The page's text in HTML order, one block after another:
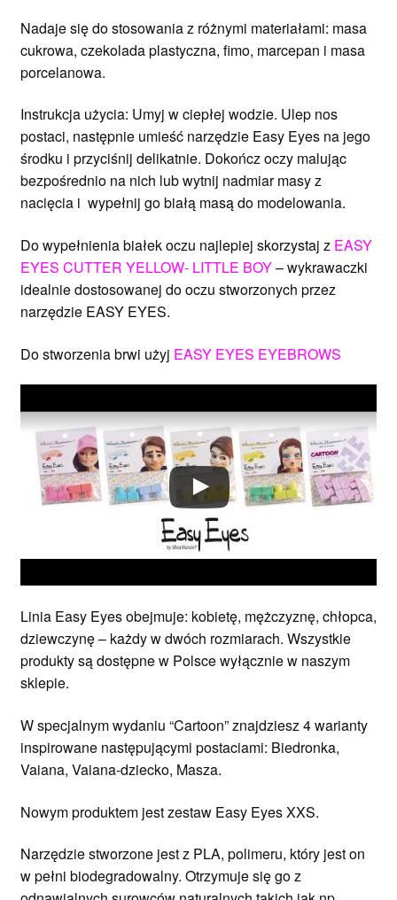
Nadaje się do stosowania z różnymi materiałami: masa
cukrowa, czekolada plastyczna, fimo, marcepan i masa
porcelanowa.
Instrukcja użycia: Umyj w ciepłej wodzie. Ulep nos
postaci, następnie umieść narzędzie Easy Eyes na jego
środku i przyciśnij delikatnie. Dokończ oczy malując
bezpośrednio na nich lub wytnij nadmiar masy z
nacięcia i wypełnij go białą masą do modelowania.
Do wypełnienia białek oczu najlepiej skorzystaj z EASY
EYES CUTTER YELLOW- LITTLE BOY– wykrawaczki
idealnie dostosowanej do oczu stworzonych przez
narzędzie EASY EYES.
Do stworzenia brwi użyj EASY EYES EYEBROWS
Linia Easy Eyes obejmuje: kobietę, mężczyznę, chłopca,
dziewczynę – każdy w dwóch rozmiarach. Wszystkie
produkty są dostępne w Polsce wyłącznie w naszym
sklepie.
W specjalnym wydaniu “Cartoon” znajdziesz 4 warianty
inspirowane następującymi postaciami: Biedronka,
Vaiana, Vaiana-dziecko, Masza.
Nowym produktem jest zestaw Easy Eyes XXS.
Narzędzie stworzone jest z PLA, polimeru, który jest on
w pełni biodegradowalny. Otrzymuje się go z